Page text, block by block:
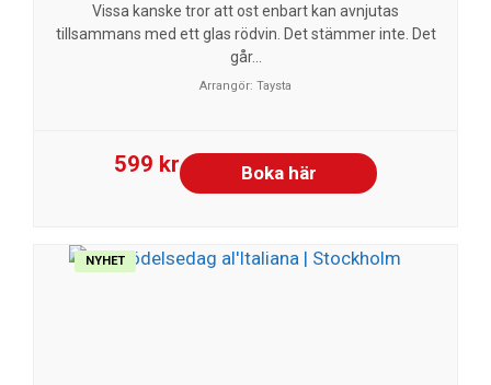
Vissa kanske tror att ost enbart kan avnjutas
tillsammans med ett glas rödvin. Det stämmer inte. Det
går...
Arrangör: Taysta
599 kr Boka här
NYHET